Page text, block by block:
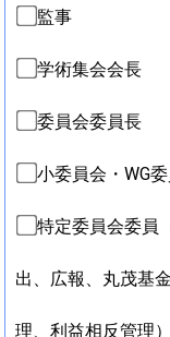
監事
学術集会会長
委員会委員長
小委員会・WG
特定委員会委員
出、広報、丸茂基
理、利益相反管理）